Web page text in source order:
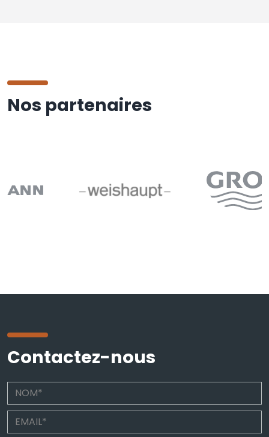
Nos partenaires
Contactez-nous